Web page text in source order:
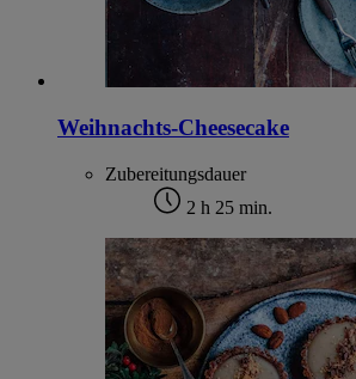
Weihnachts-Cheesecake
Zubereitungsdauer
2 h 25 min.